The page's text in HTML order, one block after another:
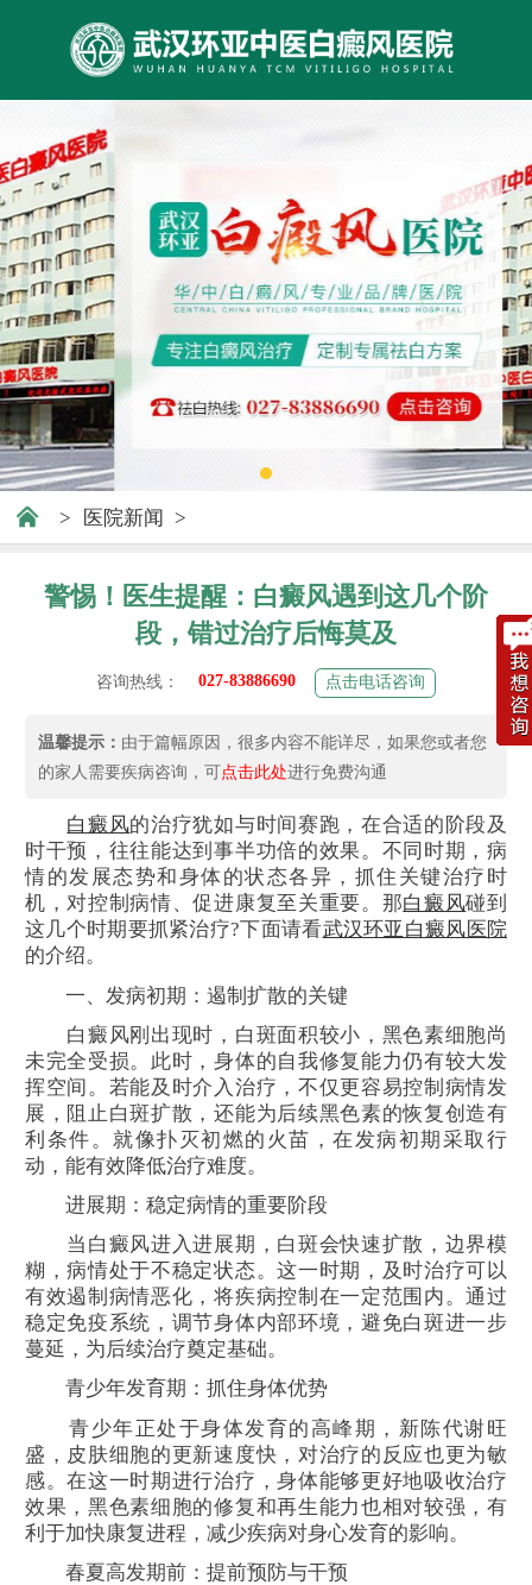
> 医院新闻 >
警惕！医生提醒：白癜风遇到这几个阶
段，错过治疗后悔莫及
咨询热线： 027-83886690 点击电话咨询
温馨提示： 由于篇幅原因，很多内容不能详尽，如果您或者您
的家人需要疾病咨询，可点击此处进行免费沟通
白癜风的治疗犹如与时间赛跑，在合适的阶段及
时干预，往往能达到事半功倍的效果。不同时期，病
情的发展态势和身体的状态各异，抓住关键治疗时
机，对控制病情、促进康复至关重要。那白癜风碰到
这几个时期要抓紧治疗?下面请看武汉环亚白癜风医院
的介绍。
一、发病初期：遏制扩散的关键
白癜风刚出现时，白斑面积较小，黑色素细胞尚
未完全受损。此时，身体的自我修复能力仍有较大发
挥空间。若能及时介入治疗，不仅更容易控制病情发
展，阻止白斑扩散，还能为后续黑色素的恢复创造有
利条件。就像扑灭初燃的火苗，在发病初期采取行
动，能有效降低治疗难度。
进展期：稳定病情的重要阶段
当白癜风进入进展期，白斑会快速扩散，边界模
糊，病情处于不稳定状态。这一时期，及时治疗可以
有效遏制病情恶化，将疾病控制在一定范围内。通过
稳定免疫系统，调节身体内部环境，避免白斑进一步
蔓延，为后续治疗奠定基础。
青少年发育期：抓住身体优势
青少年正处于身体发育的高峰期，新陈代谢旺
盛，皮肤细胞的更新速度快，对治疗的反应也更为敏
感。在这一时期进行治疗，身体能够更好地吸收治疗
效果，黑色素细胞的修复和再生能力也相对较强，有
利于加快康复进程，减少疾病对身心发育的影响。
春夏高发期前：提前预防与干预